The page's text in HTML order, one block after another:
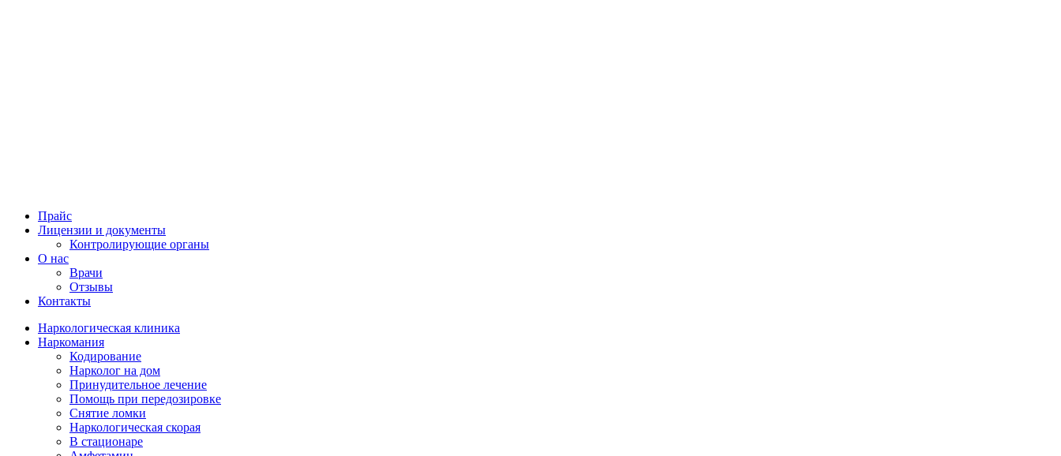
Прайс
Лицензии и документы
Контролирующие органы
О нас
Врачи
Отзывы
Контакты
Наркологическая клиника
Наркомания
Кодирование
Нарколог на дом
Принудительное лечение
Помощь при передозировке
Снятие ломки
Наркологическая скорая
В стационаре